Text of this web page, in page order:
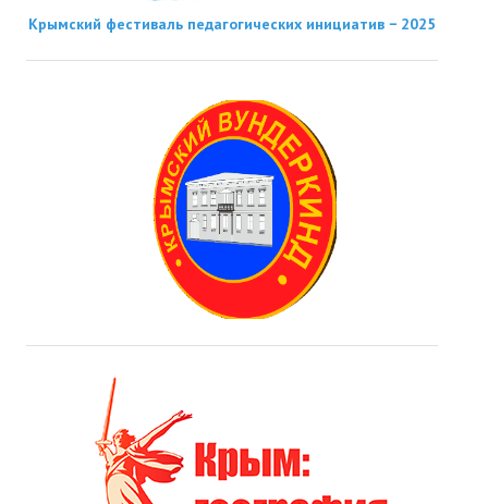
Крымский фестиваль педагогических инициатив − 2025